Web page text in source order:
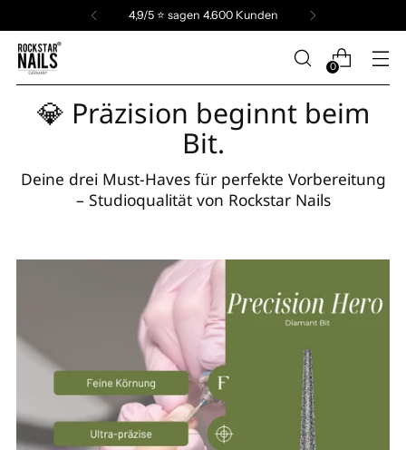
4,9/5 ⭐️ sagen 4.600 Kunden
0
💎 Präzision beginnt beim
Bit.
Deine drei Must-Haves für perfekte Vorbereitung
– Studioqualität von Rockstar Nails